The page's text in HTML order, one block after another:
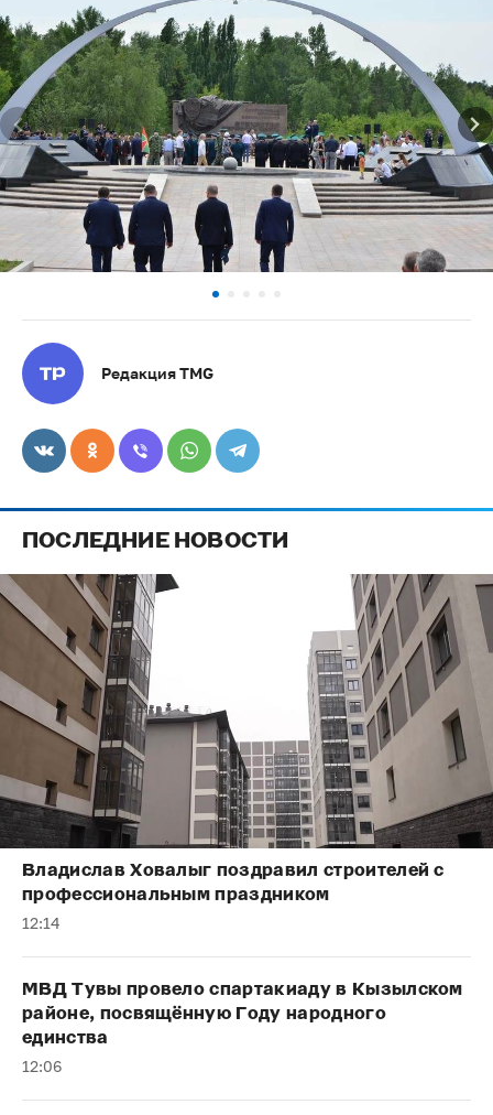
Редакция TMG
ПОСЛЕДНИЕ НОВОСТИ
Владислав Ховалыг поздравил строителей с
профессиональным праздником
12:14
МВД Тувы провело спартакиаду в Кызылском
районе, посвящённую Году народного
единства
12:06